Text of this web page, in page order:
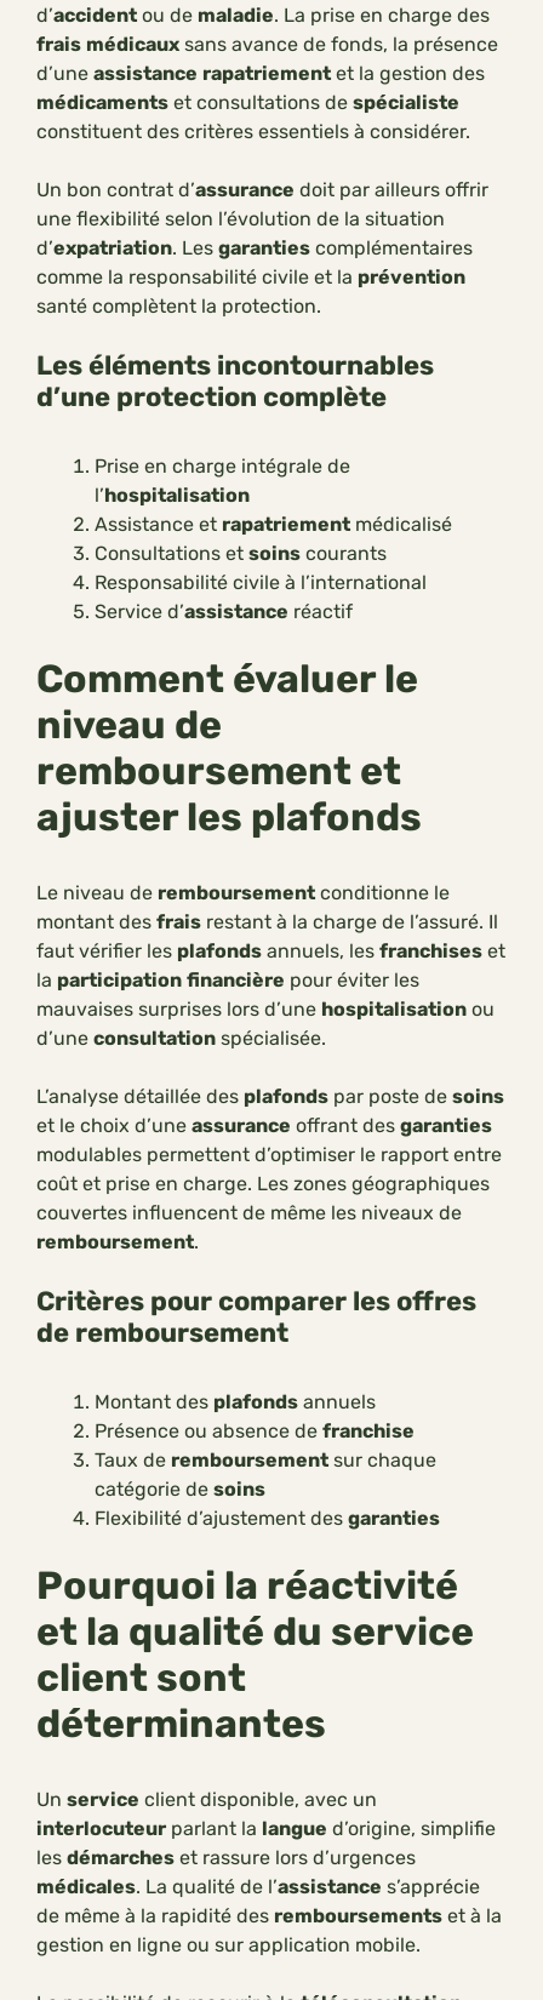
d’accident ou de maladie. La prise en charge des
frais médicaux sans avance de fonds, la présence
d’une assistance rapatriement et la gestion des
médicaments et consultations de spécialiste
constituent des critères essentiels à considérer.
Un bon contrat d’assurance doit par ailleurs offrir
une flexibilité selon l’évolution de la situation
d’expatriation. Les garanties complémentaires
comme la responsabilité civile et la prévention
santé complètent la protection.
Les éléments incontournables
d’une protection complète
Prise en charge intégrale de
l’hospitalisation
Assistance et rapatriement médicalisé
Consultations et soins courants
Responsabilité civile à l’international
Service d’assistance réactif
Comment évaluer le
niveau de
remboursement et
ajuster les plafonds
Le niveau de remboursement conditionne le
montant des frais restant à la charge de l’assuré. Il
faut vérifier les plafonds annuels, les franchises et
la participation financière pour éviter les
mauvaises surprises lors d’une hospitalisation ou
d’une consultation spécialisée.
L’analyse détaillée des plafonds par poste de soins
et le choix d’une assurance offrant des garanties
modulables permettent d’optimiser le rapport entre
coût et prise en charge. Les zones géographiques
couvertes influencent de même les niveaux de
remboursement.
Critères pour comparer les offres
de remboursement
Montant des plafonds annuels
Présence ou absence de franchise
Taux de remboursement sur chaque
catégorie de soins
Flexibilité d’ajustement des garanties
Pourquoi la réactivité
et la qualité du service
client sont
déterminantes
Un service client disponible, avec un
interlocuteur parlant la langue d’origine, simplifie
les démarches et rassure lors d’urgences
médicales. La qualité de l’assistance s’apprécie
de même à la rapidité des remboursements et à la
gestion en ligne ou sur application mobile.